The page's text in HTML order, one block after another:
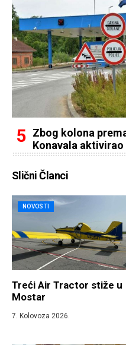
Zbog kolona
Konavala
Slični Članci
NOVOSTI
Treći Air Tractor stiže u
Mostar
7. Kolovoza 2026.